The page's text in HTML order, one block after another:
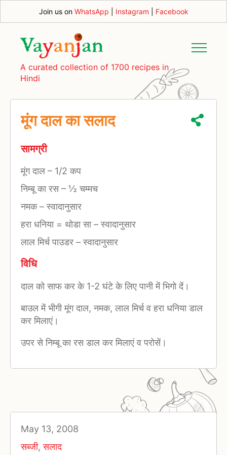
Join us on WhatsApp Instagram Facebook
A curated collection of 1700 recipes in
Hindi
मूंग दाल का सलाद
सामग्री
मूंग दाल – 1/2 कप
निम्बू का रस– ½ चम्मच
नमक–स्वादानुसार
हरा धनिया = थोडा सा–स्वादानुसार
लाल मिर्च पाउडर –स्वादानुसार
विधि
दाल को साफ कर के 1-2 घंटे के लिए पानी में भिगो दें।
बाउल में भीगी मूंग दाल, नमक, लाल मिर्च व हरा धनिया डाल
कर मिलाएं।
उपर से निम्बू का रस डाल कर मिलाएं व परोसें।
May 13, 2008
सब्जी,सलाद